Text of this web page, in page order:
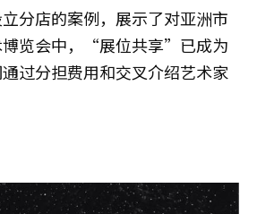
分店的案例，展示了对亚洲市
博览会中，“展位共享”已成为
过分担费用和交叉介绍艺术家